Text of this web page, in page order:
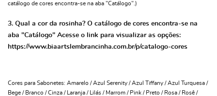
catálogo de cores encontra-se na aba "Catálogo".)
3. Qual a cor da rosinha? O catálogo de cores encontra-se na
aba "Catálogo" Acesse o link para visualizar as opções:
https://www.biaartslembrancinha.com.br/p/catalogo-cores
Cores para Sabonetes: Amarelo / Azul Serenity / Azul Tiffany / Azul Turquesa /
Bege / Branco / Cinza / Laranja / Lilás / Marrom / Pink / Preto / Rosa / Rosê /